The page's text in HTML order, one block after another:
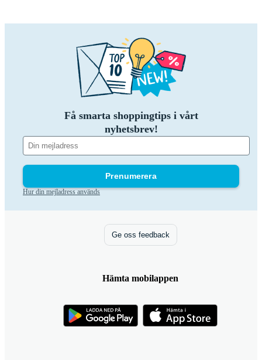
Få smarta shoppingtips i vårt
nyhetsbrev!
Prenumerera
Hur din mejladress används
Ge oss feedback
Hämta mobilappen